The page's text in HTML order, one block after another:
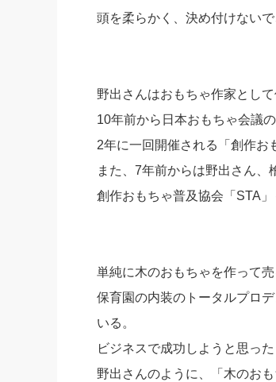
頭を柔らかく、決め付けない
野出さんはおもちゃ作家とし
10年前から日本おもちゃ会議
2年に一回開催される「創作お
また、7年前からは野出さん、
創作おもちゃ普及協会「STA」
単純に木のおもちゃを作って
保育園の内装のトータルプロ
いる。
ビジネスで成功しようと思っ
野出さんのように、「木のお